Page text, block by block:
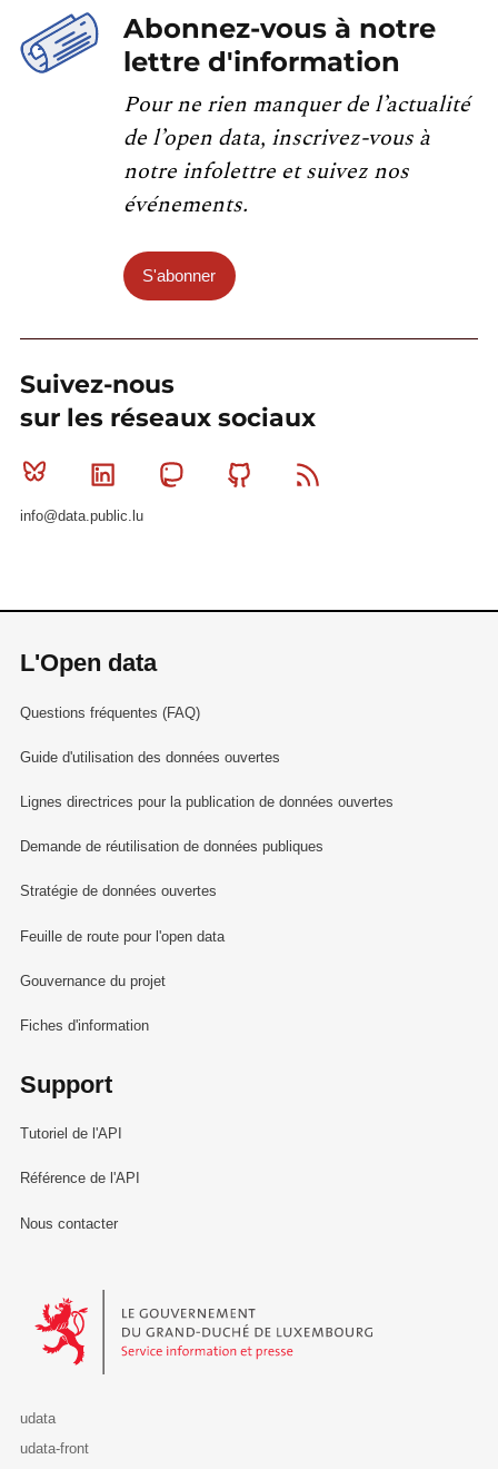
Abonnez-vous à notre
lettre d'information
Pour ne rien manquer de l’actualité
de l’open data, inscrivez-vous à
notre infolettre et suivez nos
événements.
S'abonner
Suivez-nous
sur les réseaux sociaux
Bluesky Linkedin MastodonGithub
info@data.public.lu
L'Open data
Questions fréquentes (FAQ)
Guide d'utilisation des données ouvertes
Lignes directrices pour la publication de données ouvertes
Demande de réutilisation de données publiques
Stratégie de données ouvertes
Feuille de route pour l'open data
Gouvernance du projet
Fiches d'information
Support
Tutoriel de l'API
Référence de l'API
Nous contacter
Le Gouvernement du Grand-Duché de Luxembourg - Service
udata
udata-front